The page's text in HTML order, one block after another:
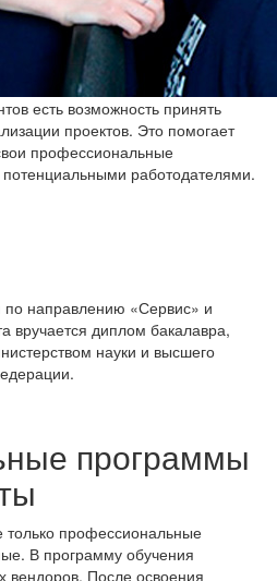
есть возможность принять
проектов. Это помогает
профессиональные
потенциальными работодателями.
по направлению «Сервис» и
вручается диплом бакалавра,
науки и высшего
программы
только профессиональные
В программу обучения
вендоров. После освоения